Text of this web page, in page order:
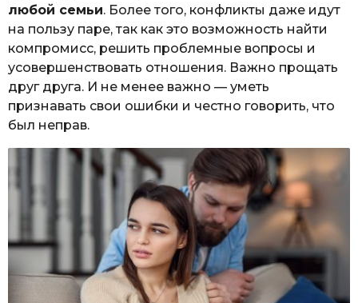
любой семьи. Более того, конфликты даже идут
на пользу паре, так как это возможность найти
компромисс, решить проблемные вопросы и
усовершенствовать отношения. Важно прощать
друг друга. И не менее важно — уметь
признавать свои ошибки и честно говорить, что
был неправ.